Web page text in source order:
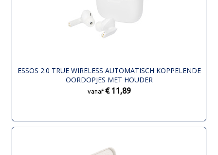
ESSOS 2.0 TRUE WIRELESS AUTOMATISCH KOPPELENDE
OORDOPJES MET HOUDER
vanaf € 11,89